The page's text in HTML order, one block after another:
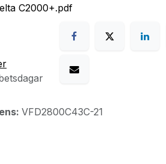
C2000+.pdf
VFD2800C43C-21